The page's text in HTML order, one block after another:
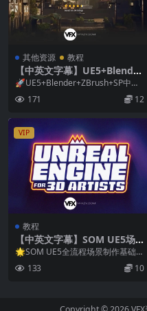
其他资源 教程
【中英文字幕】UE5+Blender
+ZBrush+SP中世纪城镇建模
贴图灯光渲染教程+工程文件
🚀UE5+Blender+ZBrush+SP中世
纪城镇建模贴图灯光渲染教程+工
程... 171 12
VIP
教程
【中英文字幕】SOM UE5场
景构建材质灯光摄像机动画渲
染基础教程
🌟SOM UE5全流程场景制作基础教
程 本教程将学会在UE5中如何导入
资产、构建...
133 10